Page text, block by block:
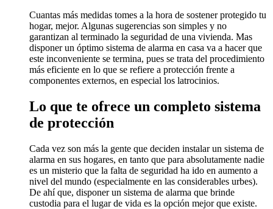
Cuantas más medidas tomes a la hora de sostener protegido tu
hogar, mejor. Algunas sugerencias son simples y no
garantizan al terminado la seguridad de una vivienda. Mas
disponer un óptimo sistema de alarma en casa va a hacer que
este inconveniente se termina, pues se trata del procedimiento
más eficiente en lo que se refiere a protección frente a
componentes externos, en especial los latrocinios.
Lo que te ofrece un completo sistema
de protección
Cada vez son más la gente que deciden instalar un sistema de
alarma en sus hogares, en tanto que para absolutamente nadie
es un misterio que la falta de seguridad ha ido en aumento a
nivel del mundo (especialmente en las considerables urbes).
De ahí que, disponer un sistema de alarma que brinde
custodia para el lugar de vida es la opción mejor que existe.